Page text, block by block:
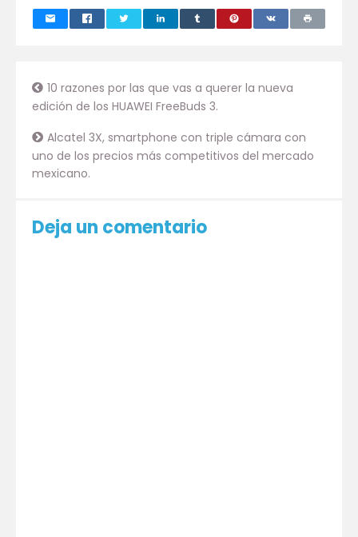
10 razones por las que vas a querer la nueva
edición de los HUAWEI FreeBuds 3.
Alcatel 3X, smartphone con triple cámara con
uno de los precios más competitivos del mercado
mexicano.
Deja un comentario